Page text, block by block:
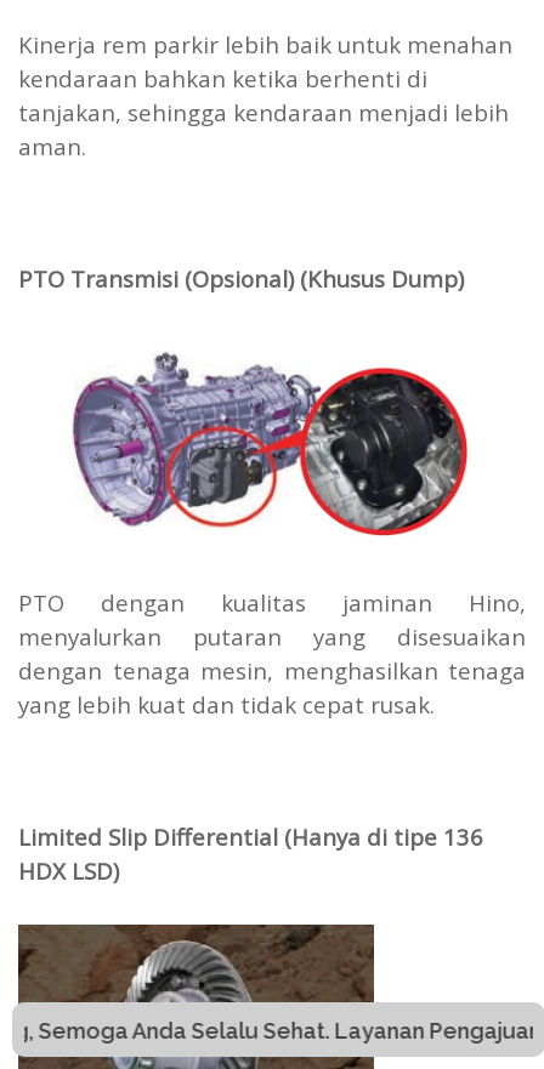
Kinerja rem parkir lebih baik untuk menahan
kendaraan bahkan ketika berhenti di
tanjakan, sehingga kendaraan menjadi lebih
aman.
PTO Transmisi (Opsional) (Khusus Dump)
PTO dengan kualitas jaminan Hino,
menyalurkan putaran yang disesuaikan
dengan tenaga mesin, menghasilkan tenaga
yang lebih kuat dan tidak cepat rusak.
Limited Slip Differential (Hanya di tipe 136
HDX LSD)
Anda Selalu Sehat. Layanan Pengajuan Harga